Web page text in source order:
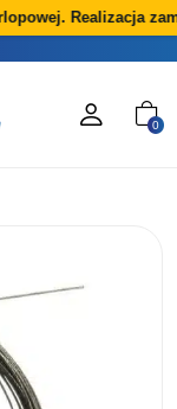
Realizacja
0